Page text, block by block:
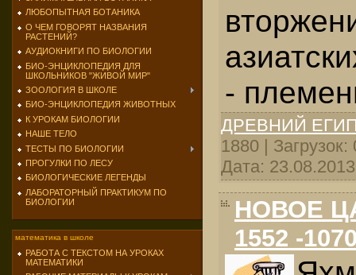
ЛЮБОПЫТНАЯ БОТАНИКА
О ЧЕМ ГОВОРЯТ НАЗВАНИЯ
РАСТЕНИЙ?
АУДИОКНИГИ ПО БИОЛОГИИ
БИО-ЭНЦИКЛОПЕДИЯ ДЛЯ
ШКОЛЬНИКОВ "ЖИВОЙ МИР"
ЗООЛОГИЯ В ШКОЛЕ
БИО-ЭНЦИКЛОПЕДИЯ ЖИВОТНЫХ
К УРОКАМ БИОЛОГИИ
НАШЕ ТЕЛО
ТЕСТЫ ПО БИОЛОГИИ
ПРОГУЛКИ ПО ЛЕСУ
БИОЛОГИЧЕСКИЕ ЛЕГЕНДЫ
ЛАБОРАТОРНЫЙ ПРАКТИКУМ ПО
БИОЛОГИИ
математика в школе
РАБОТА С ТЕКСТОМ НА УРОКАХ
МАТЕМАТИКИ
-
ДРЕВНИЙ
1880 |
Дата: 23.08.2013
НОВОЕ
1552 -